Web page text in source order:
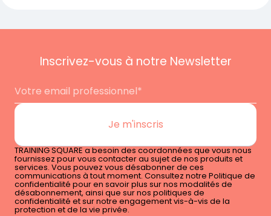
Inscrivez-vous à notre Newsletter
TRAINING SQUARE a besoin des coordonnées que vous nous
fournissez pour vous contacter au sujet de nos produits et
services. Vous pouvez vous désabonner de ces
communications à tout moment. Consultez notre Politique de
confidentialité pour en savoir plus sur nos modalités de
désabonnement, ainsi que sur nos politiques de
confidentialité et sur notre engagement vis-à-vis de la
protection et de la vie privée.